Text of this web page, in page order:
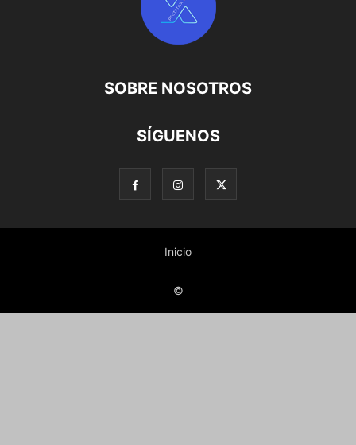
SOBRE NOSOTROS
SÍGUENOS
Inicio
©